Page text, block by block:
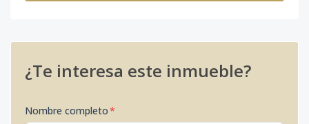
¿Te interesa este inmueble?
Nombre completo*